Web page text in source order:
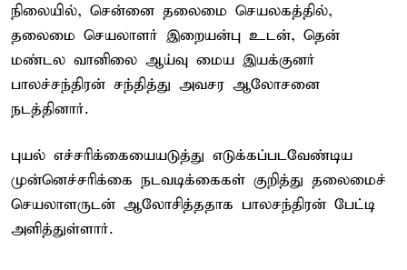
நிலையில், சென்னை தலைமை செயலகத்தில்,
தலைமை செயலாளர் இறையன்பு உடன், தென்
மண்டல வானிலை ஆய்வு மைய இயக்குனர்
பாலச்சந்திரன் சந்தித்து அவசர ஆலோசனை
நடத்தினார்.
புயல் எச்சரிக்கையையடுத்து எடுக்கப்படவேண்டிய
முன்னெச்சரிக்கை நடவடிக்கைகள் குறித்து தலைமைச்
செயலாளருடன் ஆலோசித்ததாக பாலசந்திரன் பேட்டி
அளித்துள்ளார்.